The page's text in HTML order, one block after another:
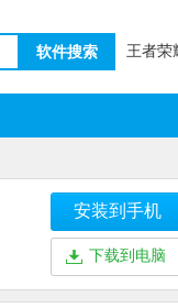
软件搜索 王者荣
安装到手机
下载到电脑